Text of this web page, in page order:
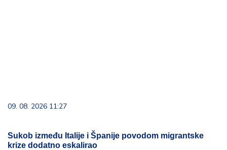
09. 08. 2026 11:27
Sukob između Italije i Španije povodom migrantske
krize dodatno eskalirao